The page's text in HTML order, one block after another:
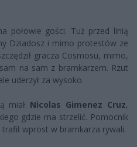
połowie gości. Tuż przed linią
Dziadosz i mimo protestów ze
gracza Cosmosu, mimo,
na sam z bramkarzem. Rzut
uderzył za wysoko.
miał Nicolas Gimenez Cruz,
gdzie ma strzelić. Pomocnik
wprost w bramkarza rywali.